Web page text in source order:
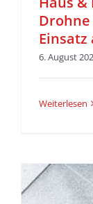
Einsatz
6. August
Weiterlesen